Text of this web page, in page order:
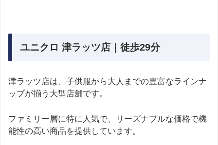
ユニクロ 津ラッツ店｜徒歩29分
津ラッツ店は、子供服から大人までの豊富なラインナ
ップが揃う大型店舗です。
ファミリー層に特に人気で、リーズナブルな価格で機
能性の高い商品を提供しています。